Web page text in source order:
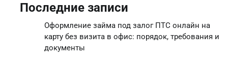
Последние записи
Оформление займа под залог ПТС онлайн на
карту без визита в офис: порядок, требования и
документы